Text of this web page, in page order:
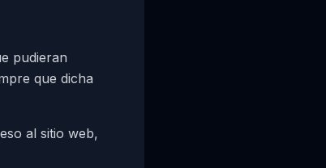
pudieran
que dicha
al sitio web,